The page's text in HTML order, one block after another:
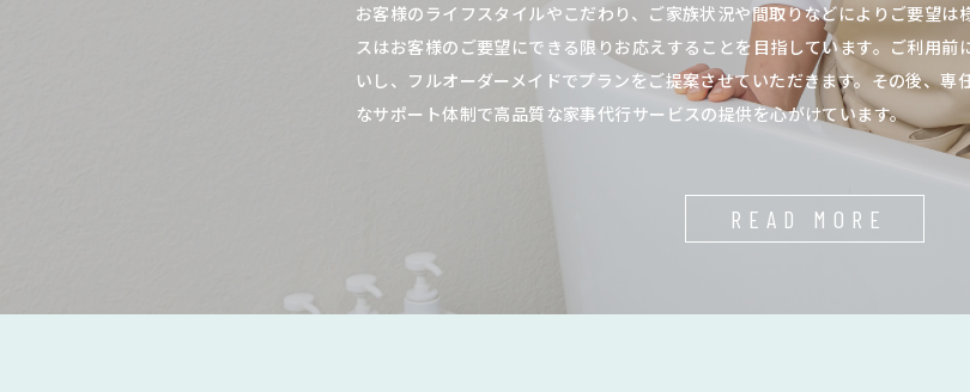
お客様のライフスタイルやこだわり、ご家族状況や間取りなどによりご要望は
スはお客様のご要望にできる限りお応えすることを目指しています。ご利用前
いし、フルオーダーメイドでプランをご提案させていただきます。その後、専
なサポート体制で高品質な家事代行サービスの提供を心がけています。
READ MORE